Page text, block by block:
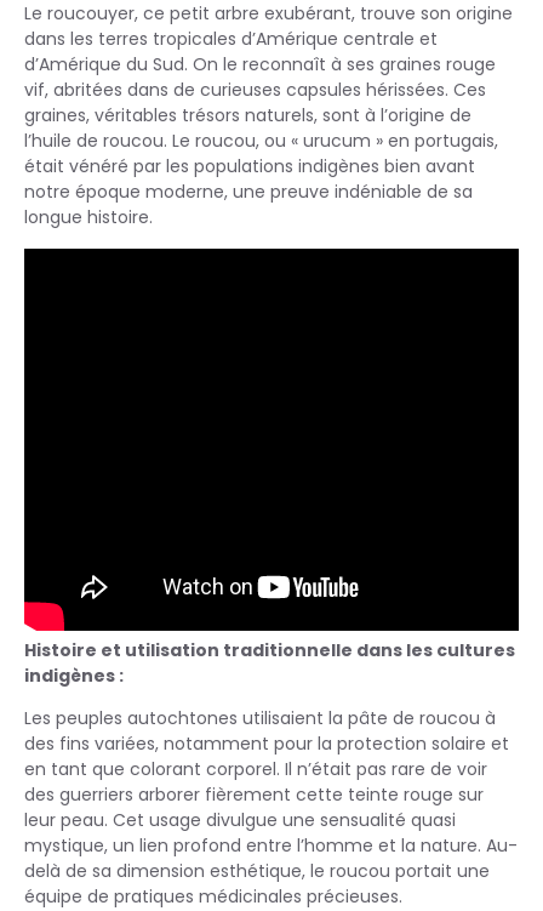
Le roucouyer, ce petit arbre exubérant, trouve son origine
dans les terres tropicales d’Amérique centrale et
d’Amérique du Sud. On le reconnaît à ses graines rouge
vif, abritées dans de curieuses capsules hérissées. Ces
graines, véritables trésors naturels, sont à l’origine de
l’huile de roucou. Le roucou, ou « urucum » en portugais,
était vénéré par les populations indigènes bien avant
notre époque moderne, une preuve indéniable de sa
longue histoire.
Histoire et utilisation traditionnelle dans les cultures
indigènes :
Les peuples autochtones utilisaient la pâte de roucou à
des fins variées, notamment pour la protection solaire et
en tant que colorant corporel. Il n’était pas rare de voir
des guerriers arborer fièrement cette teinte rouge sur
leur peau. Cet usage divulgue une sensualité quasi
mystique, un lien profond entre l’homme et la nature. Au-
delà de sa dimension esthétique, le roucou portait une
équipe de pratiques médicinales précieuses.